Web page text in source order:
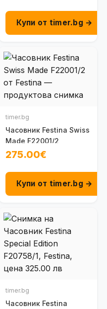
Купи от timer.bg →
timer.bg
Часовник Festina Swiss
Made F22001/2
275.00€
Купи от timer.bg →
timer.bg
Часовник Festina